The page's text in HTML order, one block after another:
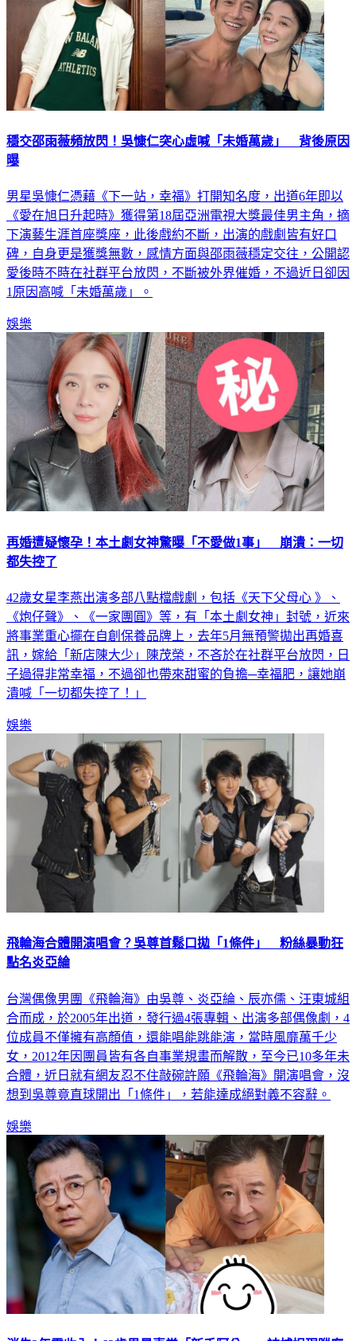
穩交邵雨薇頻放閃！吳慷仁突心虛喊「未婚萬歲」 背後原因
曝
男星吳慷仁憑藉《下一站，幸福》打開知名度，出道6年即以
《愛在旭日升起時》獲得第18屆亞洲電視大獎最佳男主角，摘
下演藝生涯首座獎座，此後戲約不斷，出演的戲劇皆有好口
碑，自身更是獲獎無數，感情方面與邵雨薇穩定交往，公開認
愛後時不時在社群平台放閃，不斷被外界催婚，不過近日卻因
1原因高喊「未婚萬歲」。
娛樂
再婚遭疑懷孕！本土劇女神驚曝「不愛做1事」 崩潰：一切
都失控了
42歲女星李燕出演多部八點檔戲劇，包括《天下父母心 》、
《炮仔聲》、《一家團圓》等，有「本土劇女神」封號，近來
將事業重心擺在自創保養品牌上，去年5月無預警拋出再婚喜
訊，嫁給「新店陳大少」陳茂榮，不吝於在社群平台放閃，日
子過得非常幸福，不過卻也帶來甜蜜的負擔─幸福肥，讓她崩
潰喊「一切都失控了！」
娛樂
飛輪海合體開演唱會？吳尊首鬆口拋「1條件」 粉絲暴動狂
點名炎亞綸
台灣偶像男團《飛輪海》由吳尊、炎亞綸、辰亦儒、汪東城組
合而成，於2005年出道，發行過4張專輯、出演多部偶像劇，4
位成員不僅擁有高顏值，還能唱能跳能演，當時風靡萬千少
女，2012年因團員皆有各自事業規畫而解散，至今已10多年未
合體，近日就有網友忍不住敲碗許願《飛輪海》開演唱會，沒
想到吳尊竟直球開出「1條件」，若能達成絕對義不容辭。
娛樂